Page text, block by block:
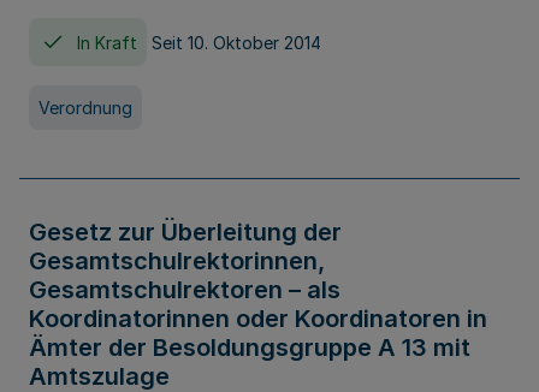
In Kraft Seit 10. Oktober 2014
Verordnung
Gesetz zur Überleitung der
Gesamtschulrektorinnen,
Gesamtschulrektoren – als
Koordinatorinnen oder Koordinatoren in
Ämter der Besoldungsgruppe A 13 mit
Amtszulage